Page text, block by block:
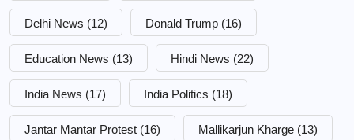
Delhi News (12) Donald Trump (16)
Education News (13) Hindi News (22)
India News (17) India Politics (18)
Jantar Mantar Protest (16) Mallikarjun Kharge (13)